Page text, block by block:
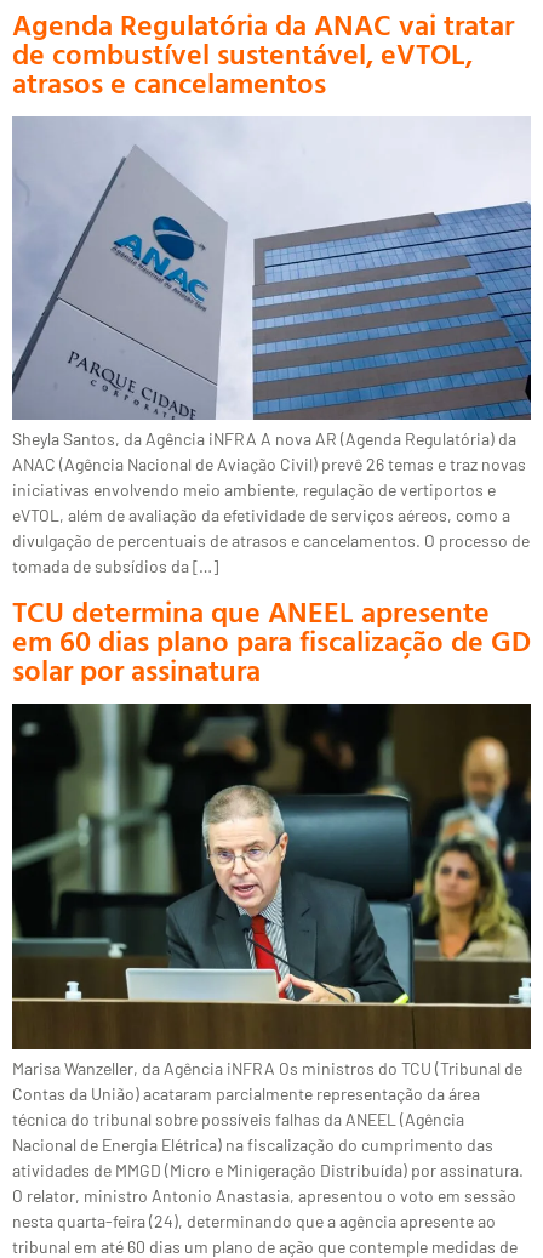
Agenda Regulatória da ANAC vai tratar
de combustível sustentável, eVTOL,
atrasos e cancelamentos
Sheyla Santos, da Agência iNFRA A nova AR (Agenda Regulatória) da
ANAC (Agência Nacional de Aviação Civil) prevê 26 temas e traz novas
iniciativas envolvendo meio ambiente, regulação de vertiportos e
eVTOL, além de avaliação da efetividade de serviços aéreos, como a
divulgação de percentuais de atrasos e cancelamentos. O processo de
tomada de subsídios da […]
TCU determina que ANEEL apresente
em 60 dias plano para fiscalização de GD
solar por assinatura
Marisa Wanzeller, da Agência iNFRA Os ministros do TCU (Tribunal de
Contas da União) acataram parcialmente representação da área
técnica do tribunal sobre possíveis falhas da ANEEL (Agência
Nacional de Energia Elétrica) na fiscalização do cumprimento das
atividades de MMGD (Micro e Minigeração Distribuída) por assinatura.
O relator, ministro Antonio Anastasia, apresentou o voto em sessão
nesta quarta-feira (24), determinando que a agência apresente ao
tribunal em até 60 dias um plano de ação que contemple medidas de